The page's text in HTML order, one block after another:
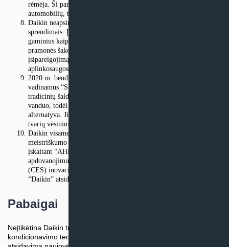
rėmėja. Ši partnerystė sujungia našumo ir naujovių siekį tiek
automobilių, tiek oro kondicionavimo pramonėje.
Daikin neapsiriboja oro kondicionavimo ar kitais ŠVOK
sprendimais. Įmonė išplėtė savo asortimentą, įtraukdama tokius
gaminius kaip oro valytuvai, šaldymo sistemos ir net įvairioms
pramonės šakoms skirti chemikalai. Ši plėtra atspindi “Daikin”
įsipareigojimą teikti nuodugnius sprendimus įvairiems
aplinkosaugos poreikiams tenkinti.
2020 m. bendrovė pristatė novatoriškus Daikin kondicionierius,
vadinamus “Stream Air”. Šioje naujoviškoje sistemoje vietoj
tradicinių šaldymo medžiagų kaip šaldymo agentas naudojamas
vanduo, todėl siūloma ekologiškesnė ir energiją taupanti
alternatyva. Ji demonstruoja nuolatines “Daikin” pastangas tapti
tvarių vėsinimo technologijų pradininke.
Daikin visame pasaulyje pripažinta už savo įsipareigojimą siekti
meistriškumo ir naujovių. Ji yra pelniusi daugybę apdovanojimų,
įskaitant “AHR Expo” inovacijų apdovanojimą, “Red Dot” dizaino
apdovanojimus ir Tarptautinės buitinės elektronikos parodos
(CES) inovacijų apdovanojimus. Šie apdovanojimai pabrėžia
“Daikin” atsidavimą plečiant technologijų ir dizaino ribas.
Pabaigai
Neįtikėtina Daikin transformacija iš metalo apdirbimo įmonės į oro
kondicionavimo technologijų pradininkę įrodo jos nepaliaujamą